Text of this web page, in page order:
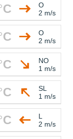
C
O
2 m/s
C
O
2 m/s
C
NO
1 m/s
C
SL
1 m/s
C
L
2 m/s